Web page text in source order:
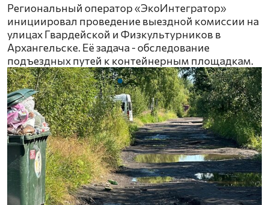
Региональный оператор «ЭкоИнтегратор»
инициировал проведение выездной комиссии на
улицах Гвардейской и Физкультурников в
Архангельске. Её задача - обследование
подъездных путей к контейнерным площадкам.